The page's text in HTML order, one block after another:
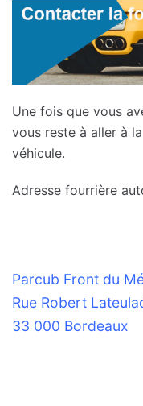
Une fois que vous
vous reste à aller à
véhicule.
Adresse fourrière
Parcub Front du
Rue Robert
33 000 Bordeaux